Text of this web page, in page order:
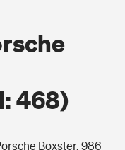
468)
Boxster, 986